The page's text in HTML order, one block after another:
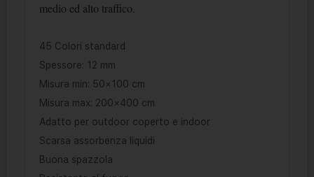
medio ed alto traffico.
45 Colori standard
Spessore: 12 mm
Misura min: 50×100 cm
Misura max: 200×400 cm
Adatto per outdoor coperto e indoor
Scarsa assorbenza liquidi
Buona spazzola